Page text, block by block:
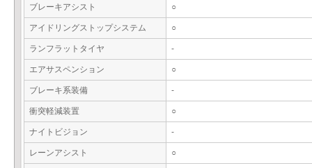
ブレーキアシスト ○
アイドリングストップシステム ○
ランフラットタイヤ -
エアサスペンション ○
ブレーキ系装備 -
衝突軽減装置 ○
ナイトビジョン -
レーンアシスト ○